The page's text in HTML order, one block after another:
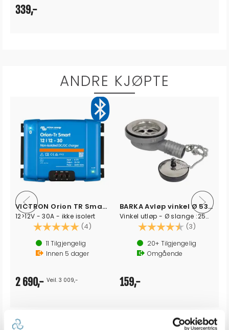
339,-
ANDRE KJØPTE
5 mulige
VICTRON Orion TR Smart DC-DC Lader
12>12V - 30A - ikke isolert
Karakter: (4) 5.0 av 5 mulige
11 Tilgjengelig
Innen 5 dager
2 690,- Veil. 3 009,-
BARKA Avløp vinkel Ø 53,5mm
Vinkel utløp - Ø slange :25mm
Karakter: (3)
20+ Tilgjengelig
Omgående
159,-